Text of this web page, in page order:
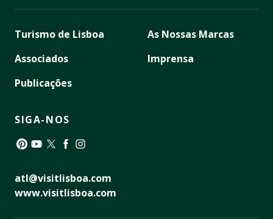
Turismo de Lisboa
Associados
Publicações
As Nossas Marcas
Imprensa
SIGA-NOS
atl@visitlisboa.com
www.visitlisboa.com